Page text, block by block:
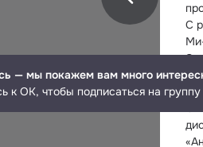
С
С
— мы покажем вам много
к ОК, чтобы подписаться на